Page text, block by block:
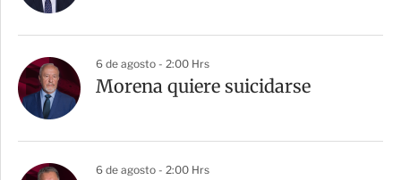
6 de agosto - 2:00 Hrs
Morena quiere suicidarse
6 de agosto - 2:00 Hrs